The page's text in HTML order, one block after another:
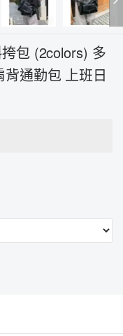
包 (2colors) 多
通勤包 上班日